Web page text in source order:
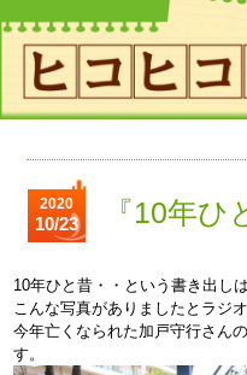
2020
10/23 『10年ひ
10年ひと昔・・という書き出し
こんな写真がありましたとラジ
今年亡くなられた加戸守行さん
す。